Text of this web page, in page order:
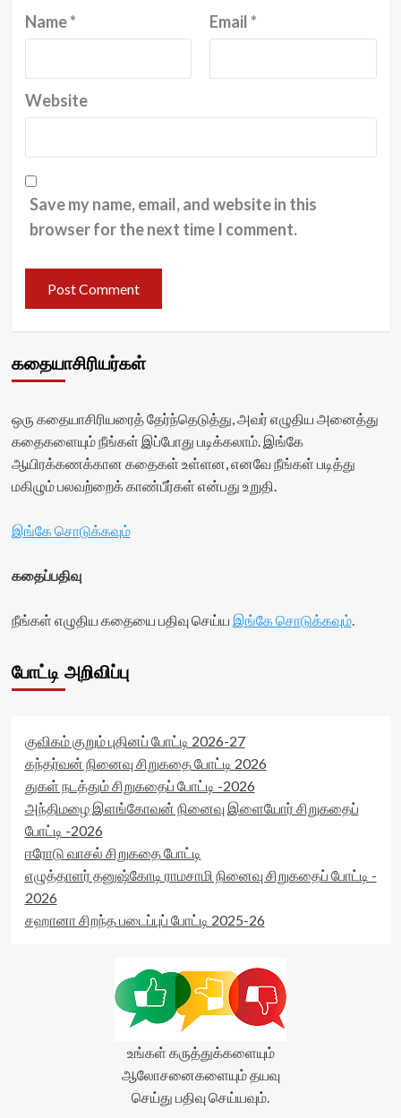
Name* Email*
Website
Save my name, email, and website in this
browser for the next time I comment.
கதையாசிரியர்கள்
ஒரு கதையாசிரியரைத் தேர்ந்தெடுத்து, அவர் எழுதிய அனைத்து
கதைகளையும் நீங்கள் இப்போது படிக்கலாம். இங்கே
ஆயிரக்கணக்கான கதைகள் உள்ளன, எனவே நீங்கள் படித்து
மகிழும் பலவற்றைக் காண்பீர்கள் என்பது உறுதி.
இங்கே சொடுக்கவும்
கதைப்பதிவு
நீங்கள் எழுதிய கதையை பதிவு செய்ய இங்கே சொடுக்கவும்.
போட்டி அறிவிப்பு
குவிகம் குறும் புதினப் போட்டி 2026-27
கந்தர்வன் நினைவு சிறுகதை போட்டி 2026
துகள் நடத்தும் சிறுகதைப் போட்டி -2026
அந்திமழை இளங்கோவன் நினைவு இளையோர் சிறுகதைப்
போட்டி -2026
ஈரோடு வாசல் சிறுகதை போட்டி
எழுத்தாளர் தனுஷ்கோடி ராமசாமி நினைவு சிறுகதைப் போட்டி -
2026
சஹானா சிறந்த படைப்புப் போட்டி 2025-26
உங்கள் கருத்துக்களையும்
ஆலோசனைகளையும் தயவு
செய்து பதிவு செய்யவும்.